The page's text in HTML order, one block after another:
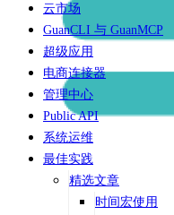
云市场
GuanCLI 与 GuanMCP
超级应用
电商连接器
管理中心
Public API
系统运维
最佳实践
精选文章
时间宏使用